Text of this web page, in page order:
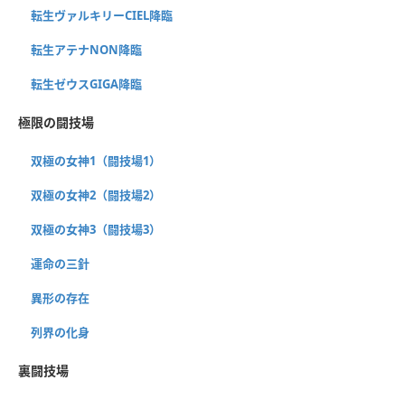
転生ヴァルキリーCIEL降臨
転生アテナNON降臨
転生ゼウスGIGA降臨
極限の闘技場
双極の女神1（闘技場1）
双極の女神2（闘技場2）
双極の女神3（闘技場3）
運命の三針
異形の存在
列界の化身
裏闘技場